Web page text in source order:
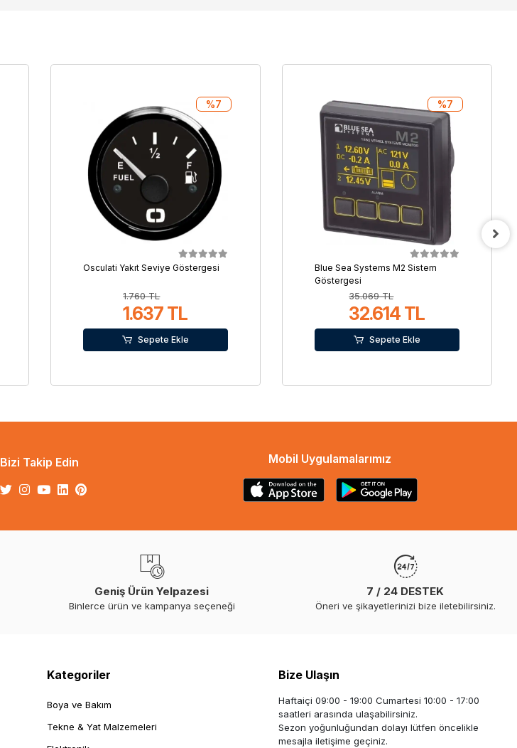
Osculati Yakıt Seviye Göstergesi
1.760 TL
1.637 TL
%7
Sepete Ekle
Blue Sea Systems M2 Sistem
Göstergesi
35.069 TL
32.614 TL
%7
Sepete Ekle
Bizi Takip Edin Mobil Uygulamalarımız
Geniş Ürün Yelpazesi
Binlerce ürün ve kampanya seçeneği
7 / 24 DESTEK
Öneri ve şikayetlerinizi bize iletebilirsiniz.
Kategoriler
Boya ve Bakım
Tekne & Yat Malzemeleri
Bize Ulaşın
Haftaiçi 09:00 - 19:00 Cumartesi 10:00 - 17:00
saatleri arasında ulaşabilirsiniz.
Sezon yoğunluğundan dolayı lütfen öncelikle
mesajla iletişime geçiniz.